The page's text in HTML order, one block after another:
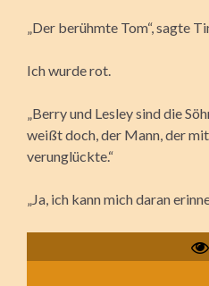
„Der berühmte Tom“, sagte
Ich wurde rot.
„Berry und Lesley sind die
weißt doch, der Mann, der
verunglückte.“
„Ja, ich kann mich daran